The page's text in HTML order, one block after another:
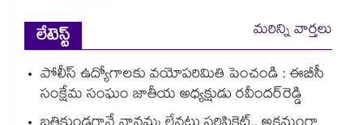
లేటెస్ట్
మరిన్ని వార్తలు
పోలీస్‌‌‌‌ ఉద్యోగాలకు వయోపరిమితి పెంచండి : ఈబీసీ
సంక్షేమ సంఘం జాతీయ అధ్యక్షుడు రవీందర్‌‌‌‌రెడ్డి